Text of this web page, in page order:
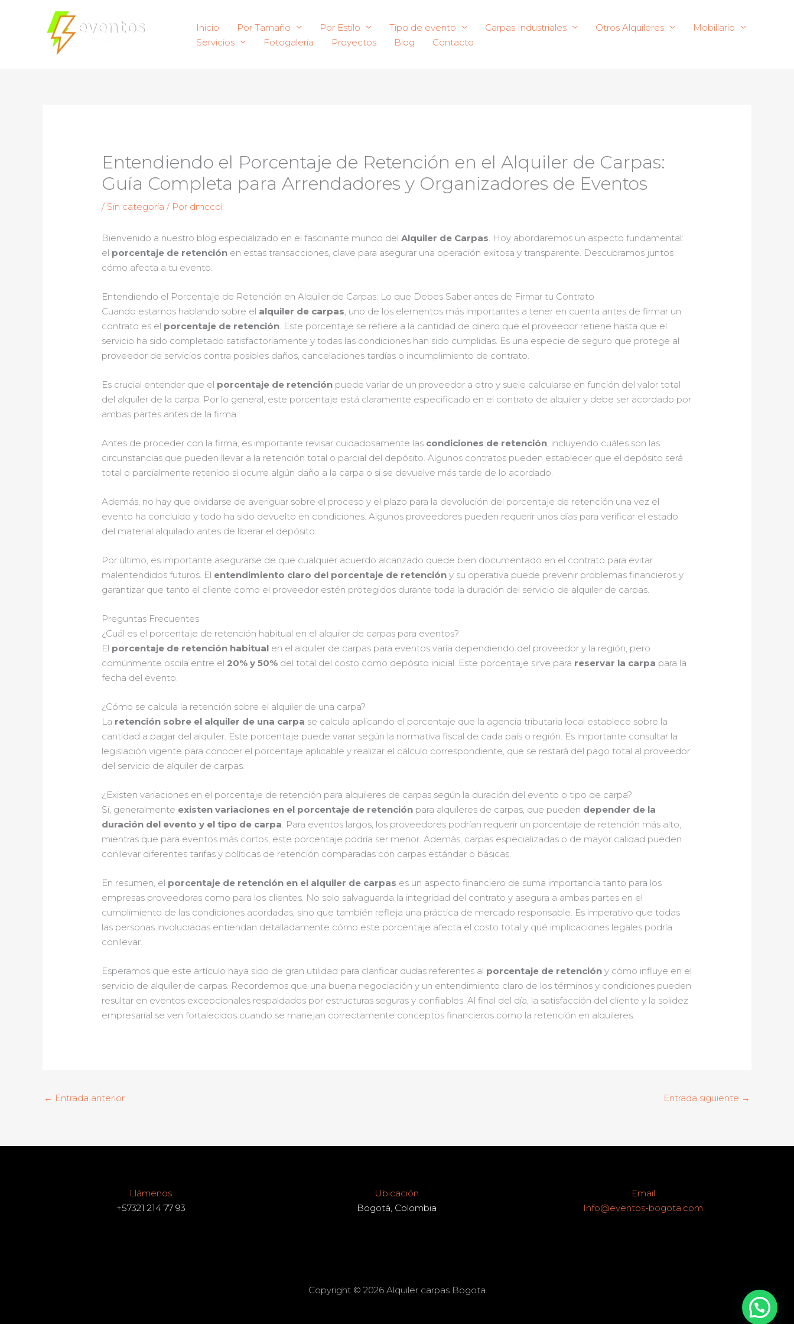
Inicio Por Tamaño Por Estilo Tipo de evento Carpas Industriales Otros Alquileres
Mobiliario
Servicios
Fotogaleria Proyectos Blog Contacto
Entendiendo el Porcentaje de Retención en el Alquiler de Carpas:
Guía Completa para Arrendadores y Organizadores de Eventos
/ Sin categoría / Por dmccol
Bienvenido a nuestro blog especializado en el fascinante mundo delAlquiler de Carpas. Hoy abordaremos un aspecto fundamental:
el porcentaje de retención en estas transacciones, clave para asegurar una operación exitosa y transparente. Descubramos juntos
cómo afecta a tu evento.
Entendiendo el Porcentaje de Retención en Alquiler de Carpas: Lo que Debes Saber antes de Firmar tu Contrato
Cuando estamos hablando sobre el alquiler de carpas, uno de los elementos más importantes a tener en cuenta antes de firmar un
contrato es el porcentaje de retención. Este porcentaje se refiere a la cantidad de dinero que el proveedor retiene hasta que el
servicio ha sido completado satisfactoriamente y todas las condiciones han sido cumplidas. Es una especie de seguro que protege al
proveedor de servicios contra posibles daños, cancelaciones tardías o incumplimiento de contrato.
Es crucial entender que el porcentaje de retención puede variar de un proveedor a otro y suele calcularse en función del valor total
del alquiler de la carpa. Por lo general, este porcentaje está claramente especificado en el contrato de alquiler y debe ser acordado por
ambas partes antes de la firma.
Antes de proceder con la firma, es importante revisar cuidadosamente las condiciones de retención, incluyendo cuáles son las
circunstancias que pueden llevar a la retención total o parcial del depósito. Algunos contratos pueden establecer que el depósito será
total o parcialmente retenido si ocurre algún daño a la carpa o si se devuelve más tarde de lo acordado.
Además, no hay que olvidarse de averiguar sobre el proceso y el plazo para la devolución del porcentaje de retención una vez el
evento ha concluido y todo ha sido devuelto en condiciones. Algunos proveedores pueden requerir unos días para verificar el estado
del material alquilado antes de liberar el depósito.
Por último, es importante asegurarse de que cualquier acuerdo alcanzado quede bien documentado en el contrato para evitar
malentendidos futuros. El entendimiento claro del porcentaje de retención y su operativa puede prevenir problemas financieros y
garantizar que tanto el cliente como el proveedor estén protegidos durante toda la duración del servicio de alquiler de carpas.
Preguntas Frecuentes
¿Cuál es el porcentaje de retención habitual en el alquiler de carpas para eventos?
El porcentaje de retención habitual en el alquiler de carpas para eventos varía dependiendo del proveedor y la región, pero
comúnmente oscila entre el20% y 50% del total del costo como depósito inicial. Este porcentaje sirve para reservar la carpa para la
fecha del evento.
¿Cómo se calcula la retención sobre el alquiler de una carpa?
La retención sobre el alquiler de una carpa se calcula aplicando el porcentaje que la agencia tributaria local establece sobre la
cantidad a pagar del alquiler. Este porcentaje puede variar según la normativa fiscal de cada país o región. Es importante consultar la
legislación vigente para conocer el porcentaje aplicable y realizar el cálculo correspondiente, que se restará del pago total al proveedor
del servicio de alquiler de carpas.
¿Existen variaciones en el porcentaje de retención para alquileres de carpas según la duración del evento o tipo de carpa?
Sí, generalmente existen variaciones en el porcentaje de retención para alquileres de carpas, que pueden depender de la
duración del evento y el tipo de carpa. Para eventos largos, los proveedores podrían requerir un porcentaje de retención más alto,
mientras que para eventos más cortos, este porcentaje podría ser menor. Además, carpas especializadas o de mayor calidad pueden
conllevar diferentes tarifas y políticas de retención comparadas con carpas estándar o básicas.
En resumen, el porcentaje de retención en el alquiler de carpas es un aspecto financiero de suma importancia tanto para los
empresas proveedoras como para los clientes. No solo salvaguarda la integridad del contrato y asegura a ambas partes en el
cumplimiento de las condiciones acordadas, sino que también refleja una práctica de mercado responsable. Es imperativo que todas
las personas involucradas entiendan detalladamente cómo este porcentaje afecta el costo total y qué implicaciones legales podría
conllevar.
Esperamos que este artículo haya sido de gran utilidad para clarificar dudas referentes al porcentaje de retención y cómo influye en el
servicio de alquiler de carpas. Recordemos que una buena negociación y un entendimiento claro de los términos y condiciones pueden
resultar en eventos excepcionales respaldados por estructuras seguras y confiables. Al final del día, la satisfacción del cliente y la solidez
empresarial se ven fortalecidos cuando se manejan correctamente conceptos financieros como la retención en alquileres.
← Entrada anterior Entrada siguiente →
Llámenos
+57321 214 77 93
Ubicación
Bogotá, Colombia
Email
Info@eventos-bogota.com
Copyright © 2026 Alquiler carpas Bogota